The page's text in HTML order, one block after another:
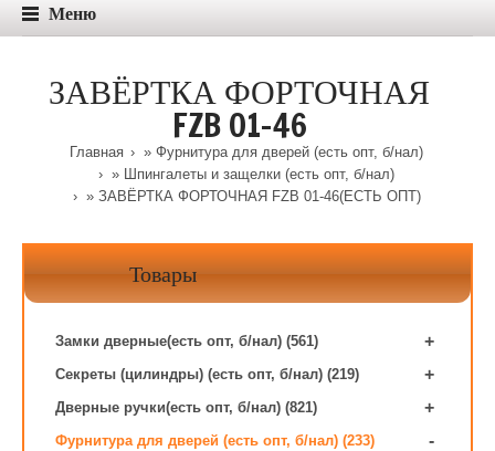
Меню
ЗАВЁРТКА ФОРТОЧНАЯ
FZB 01-46
Главная » Фурнитура для дверей (есть опт, б/нал)
» Шпингалеты и защелки (есть опт, б/нал)
» ЗАВЁРТКА ФОРТОЧНАЯ FZB 01-46(ЕСТЬ ОПТ)
Товары
Замки дверные(есть опт, б/нал) (561) +
Секреты (цилиндры) (есть опт, б/нал) (219) +
Дверные ручки(есть опт, б/нал) (821) +
Фурнитура для дверей (есть опт, б/нал) (233) -